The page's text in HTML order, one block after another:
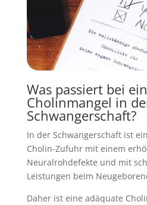
Was passiert bei
Cholinmangel in
Schwangerschaft?
In der Schwangerschaft ist
Cholin-Zufuhr mit einem
Neuralrohdefekte und mit
Leistungen beim
Daher ist eine adäquate